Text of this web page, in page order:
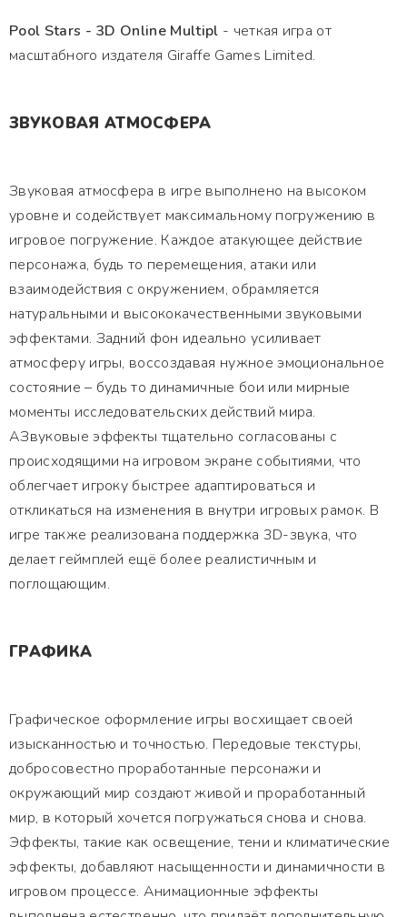
Pool Stars - 3D Online Multipl - четкая игра от
масштабного издателя Giraffe Games Limited.
ЗВУКОВАЯ АТМОСФЕРА
Звуковая атмосфера в игре выполнено на высоком
уровне и содействует максимальному погружению в
игровое погружение. Каждое атакующее действие
персонажа, будь то перемещения, атаки или
взаимодействия с окружением, обрамляется
натуральными и высококачественными звуковыми
эффектами. Задний фон идеально усиливает
атмосферу игры, воссоздавая нужное эмоциональное
состояние – будь то динамичные бои или мирные
моменты исследовательских действий мира.
АЗвуковые эффекты тщательно согласованы с
происходящими на игровом экране событиями, что
облегчает игроку быстрее адаптироваться и
откликаться на изменения в внутри игровых рамок. В
игре также реализована поддержка 3D-звука, что
делает геймплей ещё более реалистичным и
поглощающим.
ГРАФИКА
Графическое оформление игры восхищает своей
изысканностью и точностью. Передовые текстуры,
добросовестно проработанные персонажи и
окружающий мир создают живой и проработанный
мир, в который хочется погружаться снова и снова.
Эффекты, такие как освещение, тени и климатические
эффекты, добавляют насыщенности и динамичности в
игровом процессе. Анимационные эффекты